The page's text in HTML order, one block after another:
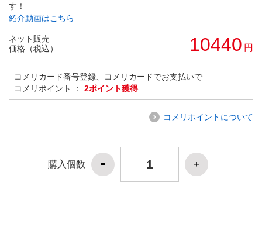
す！
紹介動画はこちら
ネット販売
価格（税込）
10440 円
コメリカード番号登録、コメリカードでお支払いで
コメリポイント ： 2ポイント獲得
コメリポイントについて
購入個数